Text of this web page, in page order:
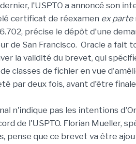
l'USPTO a annoncé son
certificat de réexamen ex parte
précise le dépôt d'une
de San Francisco. Oracle a fait
la validité du brevet, qui
classes de fichier en vue
par deux fois, avant d'être
n'indique pas les intentions
de l'USPTO. Florian Mueller,
pense que ce brevet va être